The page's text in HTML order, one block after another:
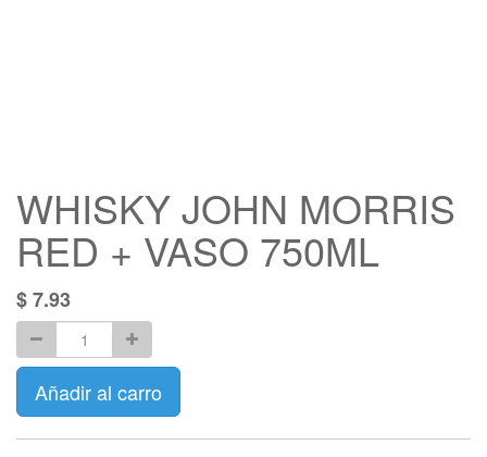
WHISKY JOHN MORRIS
RED + VASO 750ML
$7.93
Añadir al carro